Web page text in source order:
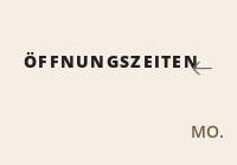
ÖFFNUNGSZEITEN
MO.